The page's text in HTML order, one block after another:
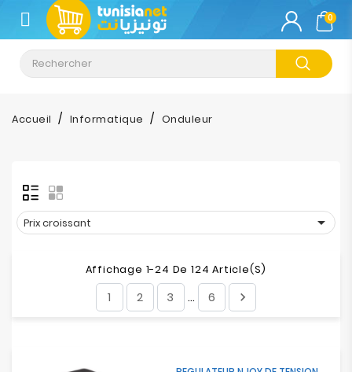
CATÉGORIE
Climatisation
Informatique
Tablette
Impression
0
Accueil Informatique Onduleur
Prix croissant 
Affichage 1-24 De 124 Article(s)
1 2 3 … 6 